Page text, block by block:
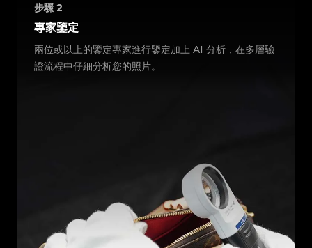
步驟 2
專家鑒定
兩位或以上的鑒定專家進行鑒定加上 AI 分析，在多層驗
證流程中仔細分析您的照片。